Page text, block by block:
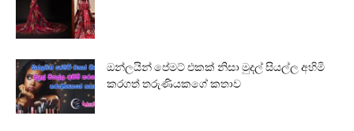
ඔන්ලයින් පේමට් එකක් නිසා මුදල් සියල්ල අහිමි
කරගත් තරුණියකගේ කතාව